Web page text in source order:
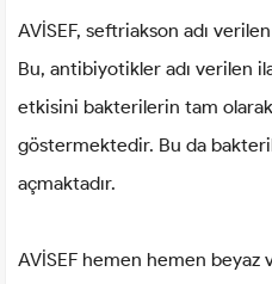
AVİSEF, seftriakson adı
Bu, antibiyotikler adı verilen
etkisini bakterilerin tam
göstermektedir. Bu da
açmaktadır.
AVİSEF hemen hemen beyaz